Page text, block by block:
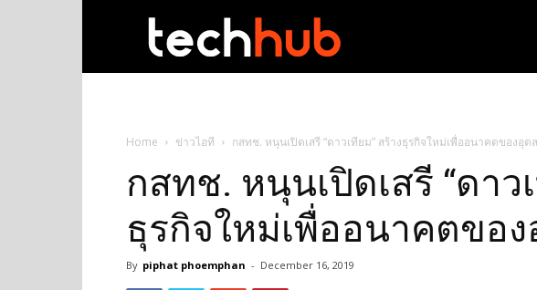
Home ข่าวไอที กสทช. หนุนเปิดเสรี “ดาวเทียม” สร้างธุรกิจใหม่เพื่ออนาคตของอุต
กสทช. หนุนเปิดเสรี “ดาว
ธุรกิจใหม่เพื่ออนาคตขอ
By piphat phoemphan - December 16, 2019